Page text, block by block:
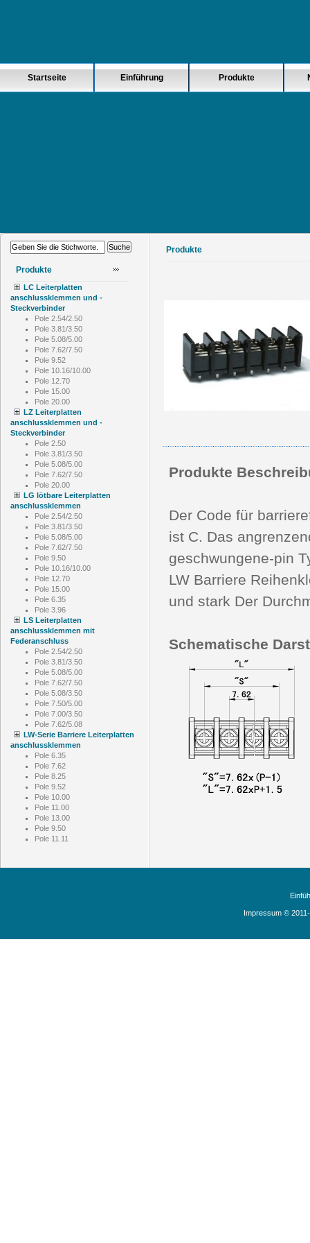
Startseite Einführung Produkte
Produkte
LC Leiterplatten
anschlussklemmen und -
Steckverbinder
Pole 2.54/2.50
Pole 3.81/3.50
Pole 5.08/5.00
Pole 7.62/7.50
Pole 9.52
Pole 10.16/10.00
Pole 12.70
Pole 15.00
Pole 20.00
LZ Leiterplatten
anschlussklemmen und -
Steckverbinder
Pole 2.50
Pole 3.81/3.50
Pole 5.08/5.00
Pole 7.62/7.50
Pole 20.00
LG lötbare Leiterplatten
anschlussklemmen
Pole 2.54/2.50
Pole 3.81/3.50
Pole 5.08/5.00
Pole 7.62/7.50
Pole 9.50
Pole 10.16/10.00
Pole 12.70
Pole 15.00
Pole 6.35
Pole 3.96
LS Leiterplatten
anschlussklemmen mit
Federanschluss
Pole 2.54/2.50
Pole 3.81/3.50
Pole 5.08/5.00
Pole 7.62/7.50
Pole 5.08/3.50
Pole 7.50/5.00
Pole 7.00/3.50
Pole 7.62/5.08
LW-Serie Barriere Leiterplatten
anschlussklemmen
Pole 6.35
Pole 7.62
Pole 8.25
Pole 9.52
Pole 10.00
Pole 11.00
Pole 13.00
Pole 9.50
Pole 11.11
Produkte
Produkte
Der Code für
ist C. Das
geschwungene-pin
LW Barriere
und stark Der
Schematische
Impressum ©